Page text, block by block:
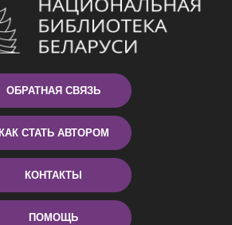
ОБРАТНАЯ СВЯЗЬ
КАК СТАТЬ АВТОРОМ
КОНТАКТЫ
ПОМОЩЬ